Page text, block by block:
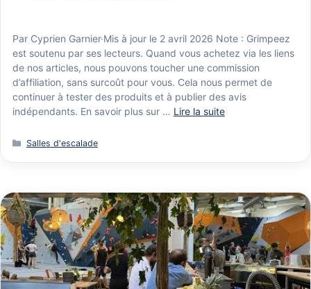
Par Cyprien Garnier·Mis à jour le 2 avril 2026 Note : Grimpeez
est soutenu par ses lecteurs. Quand vous achetez via les liens
de nos articles, nous pouvons toucher une commission
d’affiliation, sans surcoût pour vous. Cela nous permet de
continuer à tester des produits et à publier des avis
indépendants. En savoir plus sur … Lire la suite
Catégories
Salles d'escalade